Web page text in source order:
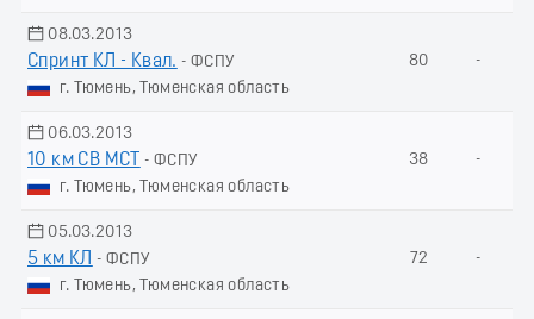
08.03.2013
Спринт КЛ - Квал. - ФСПУ
г. Тюмень, Тюменская область
80 -
06.03.2013
10 км СВ МСТ
- ФСПУ
г. Тюмень, Тюменская область
38 -
05.03.2013
5 км КЛ
- ФСПУ
г. Тюмень, Тюменская область
72 -